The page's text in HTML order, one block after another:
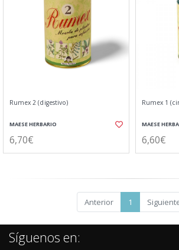
Rumex 2 (digestivo)
MAESE HERBARIO
6,70€
Rumex 1
MAESE
6,60€
Anterior 1
Síguenos en: